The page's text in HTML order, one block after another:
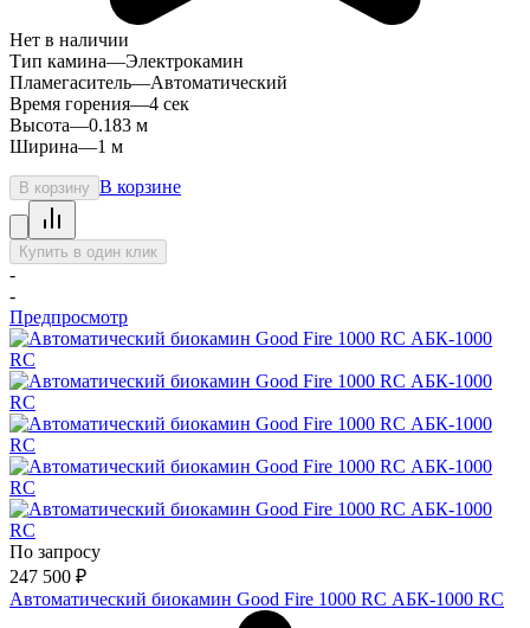
Нет в наличии
Тип камина—Электрокамин
Пламегаситель—Автоматический
Время горения—4 сек
Высота—0.183 м
Ширина—1 м
В корзину В корзине
Купить в один клик
-
-
Предпросмотр
По запросу
247 500 ₽
Автоматический биокамин Good Fire 1000 RC АБК-1000 RC